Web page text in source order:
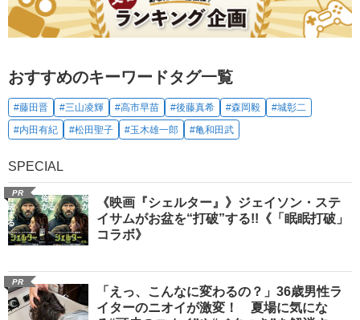
おすすめのキーワードタグ一覧
#藤田晋 #三山凌輝 #高市早苗 #後藤真希 #森岡毅
#城彰二
#内田有紀
#松田聖子 #玉木雄一郎 #亀和田武
SPECIAL
PR
《映画『シェルター』》ジェイソン・ステ
イサムがお盆を“打破”する!!《「眠眠打破」
コラボ》
PR
「えっ、こんなに変わるの？」36歳男性ラ
イターのニオイが激変！ 夏場に気にな